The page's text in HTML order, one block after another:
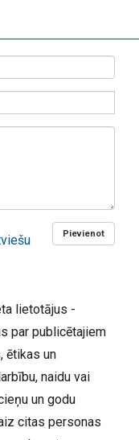
Pievienot
lietotājus -
par publicētajiem
ētikas un
naidu vai
un godu
citas personas